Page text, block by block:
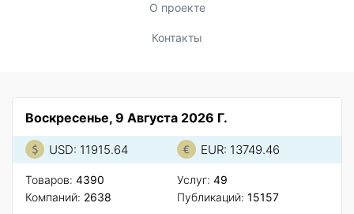
О проекте
Контакты
Воскресенье, 9 Августа 2026 Г.
USD: 11915.64 EUR: 13749.46
Товаров: 4390
Компаний: 2638
Услуг: 49
Публикаций: 15157